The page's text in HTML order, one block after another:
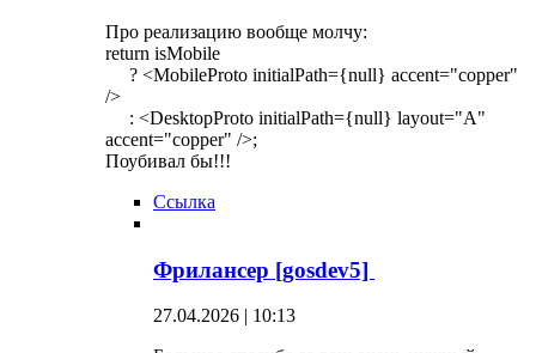
Про реализацию вообще молчу:
return isMobile
? <MobileProto initialPath={null} accent="copper"
/>
: <DesktopProto initialPath={null} layout="A"
accent="copper" />;
Поубивал бы!!!
Ссылка
Фрилансер [gosdev5]
27.04.2026 | 10:13